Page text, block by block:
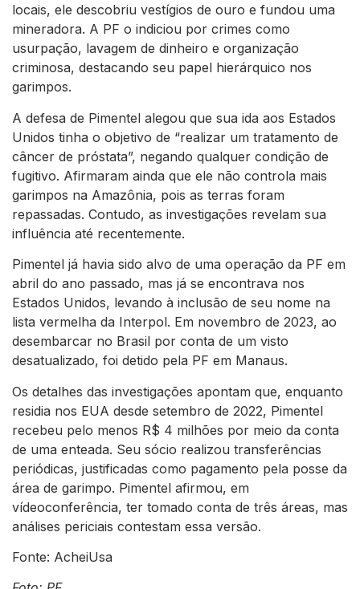
locais, ele descobriu vestígios de ouro e fundou uma
mineradora. A PF o indiciou por crimes como
usurpação, lavagem de dinheiro e organização
criminosa, destacando seu papel hierárquico nos
garimpos.
A defesa de Pimentel alegou que sua ida aos Estados
Unidos tinha o objetivo de “realizar um tratamento de
câncer de próstata”, negando qualquer condição de
fugitivo. Afirmaram ainda que ele não controla mais
garimpos na Amazônia, pois as terras foram
repassadas. Contudo, as investigações revelam sua
influência até recentemente.
Pimentel já havia sido alvo de uma operação da PF em
abril do ano passado, mas já se encontrava nos
Estados Unidos, levando à inclusão de seu nome na
lista vermelha da Interpol. Em novembro de 2023, ao
desembarcar no Brasil por conta de um visto
desatualizado, foi detido pela PF em Manaus.
Os detalhes das investigações apontam que, enquanto
residia nos EUA desde setembro de 2022, Pimentel
recebeu pelo menos R$ 4 milhões por meio da conta
de uma enteada. Seu sócio realizou transferências
periódicas, justificadas como pagamento pela posse da
área de garimpo. Pimentel afirmou, em
vídeoconferência, ter tomado conta de três áreas, mas
análises periciais contestam essa versão.
Fonte: AcheiUsa